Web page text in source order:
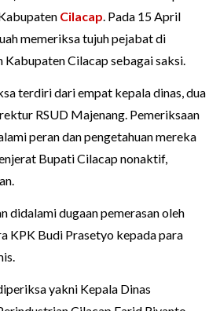
Cilacap. Pada 15 April
memeriksa tujuh pejabat di
Kabupaten Cilacap sebagai saksi.
terdiri dari empat kepala dinas, dua
RSUD Majenang. Pemeriksaan
peran dan pengetahuan mereka
Bupati Cilacap nonaktif,
didalami dugaan pemerasan oleh
KPK Budi Prasetyo kepada para
yakni Kepala Dinas